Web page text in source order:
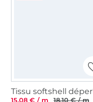
15,08 € / m
18,10 € / m